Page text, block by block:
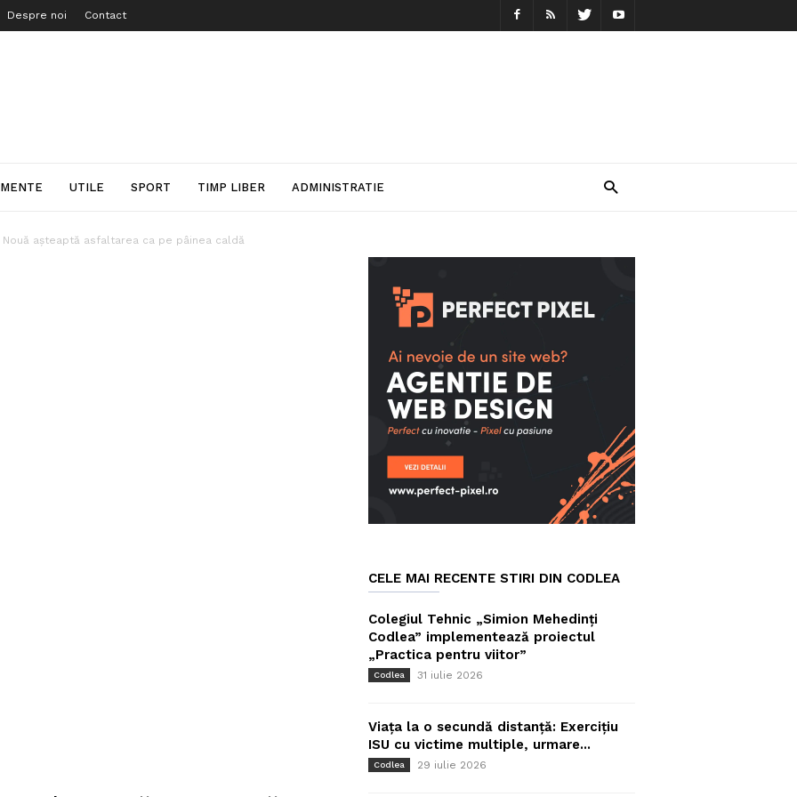
Despre noi Contact
UTILE SPORT TIMP LIBER ADMINISTRATIE
așteaptă asfaltarea ca pe pâinea caldă
CELE MAI RECENTE STIRI DIN CODLEA
Colegiul Tehnic „Simion Mehedinți
Codlea” implementează proiectul
„Practica pentru viitor”
Codlea 31 iulie 2026
Viața la o secundă distanță: Exercițiu
ISU cu victime multiple, urmare...
Codlea 29 iulie 2026